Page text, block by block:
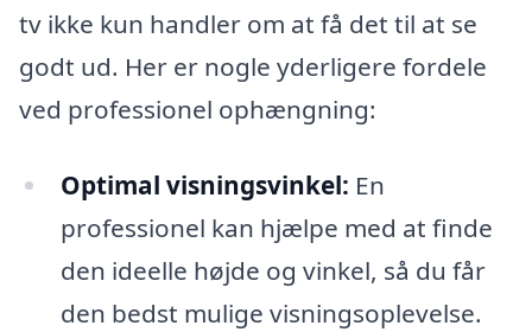
tv ikke kun handler om at få det til at se
godt ud. Her er nogle yderligere fordele
ved professionel ophængning:
Optimal visningsvinkel: En
professionel kan hjælpe med at finde
den ideelle højde og vinkel, så du får
den bedst mulige visningsoplevelse.